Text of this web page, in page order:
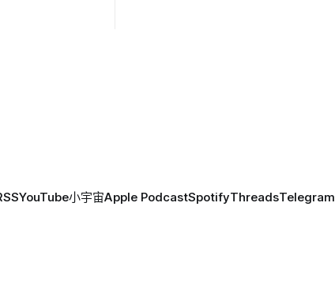
YouTube小宇宙Apple PodcastSpotifyThreadsTelegram